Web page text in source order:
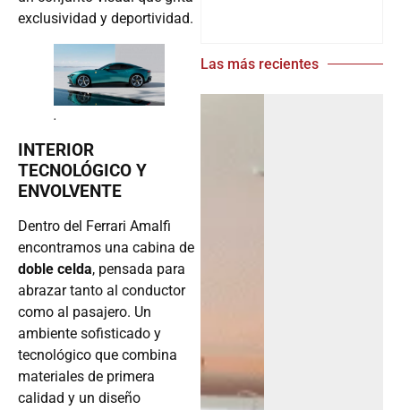
exclusividad y deportividad.
.
INTERIOR
TECNOLÓGICO Y
ENVOLVENTE
Dentro del Ferrari Amalfi
encontramos una cabina de
doble celda, pensada para
abrazar tanto al conductor
como al pasajero. Un
ambiente sofisticado y
tecnológico que combina
materiales de primera
calidad y un diseño
Las más recientes